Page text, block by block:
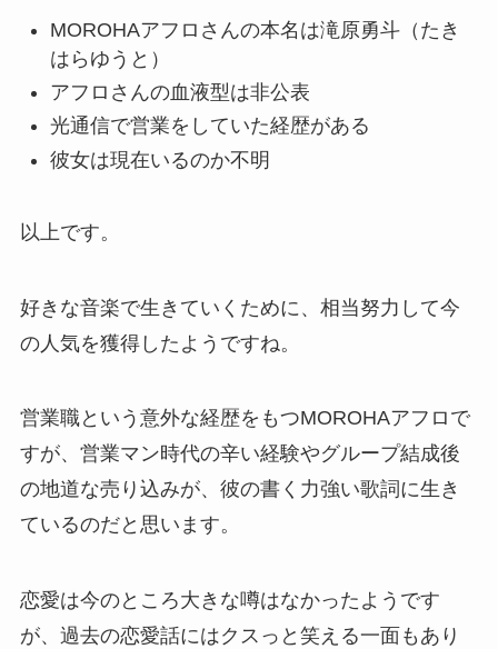
MOROHAアフロさんの本名は滝原勇斗（たき
はらゆうと）
アフロさんの血液型は非公表
光通信で営業をしていた経歴がある
彼女は現在いるのか不明
以上です。
好きな音楽で生きていくために、相当努力して今
の人気を獲得したようですね。
営業職という意外な経歴をもつMOROHAアフロで
すが、営業マン時代の辛い経験やグループ結成後
の地道な売り込みが、彼の書く力強い歌詞に生き
ているのだと思います。
恋愛は今のところ大きな噂はなかったようです
が、過去の恋愛話にはクスっと笑える一面もあり